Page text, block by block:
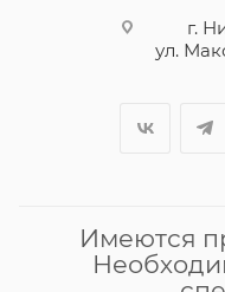
г.
ул.
Имеются